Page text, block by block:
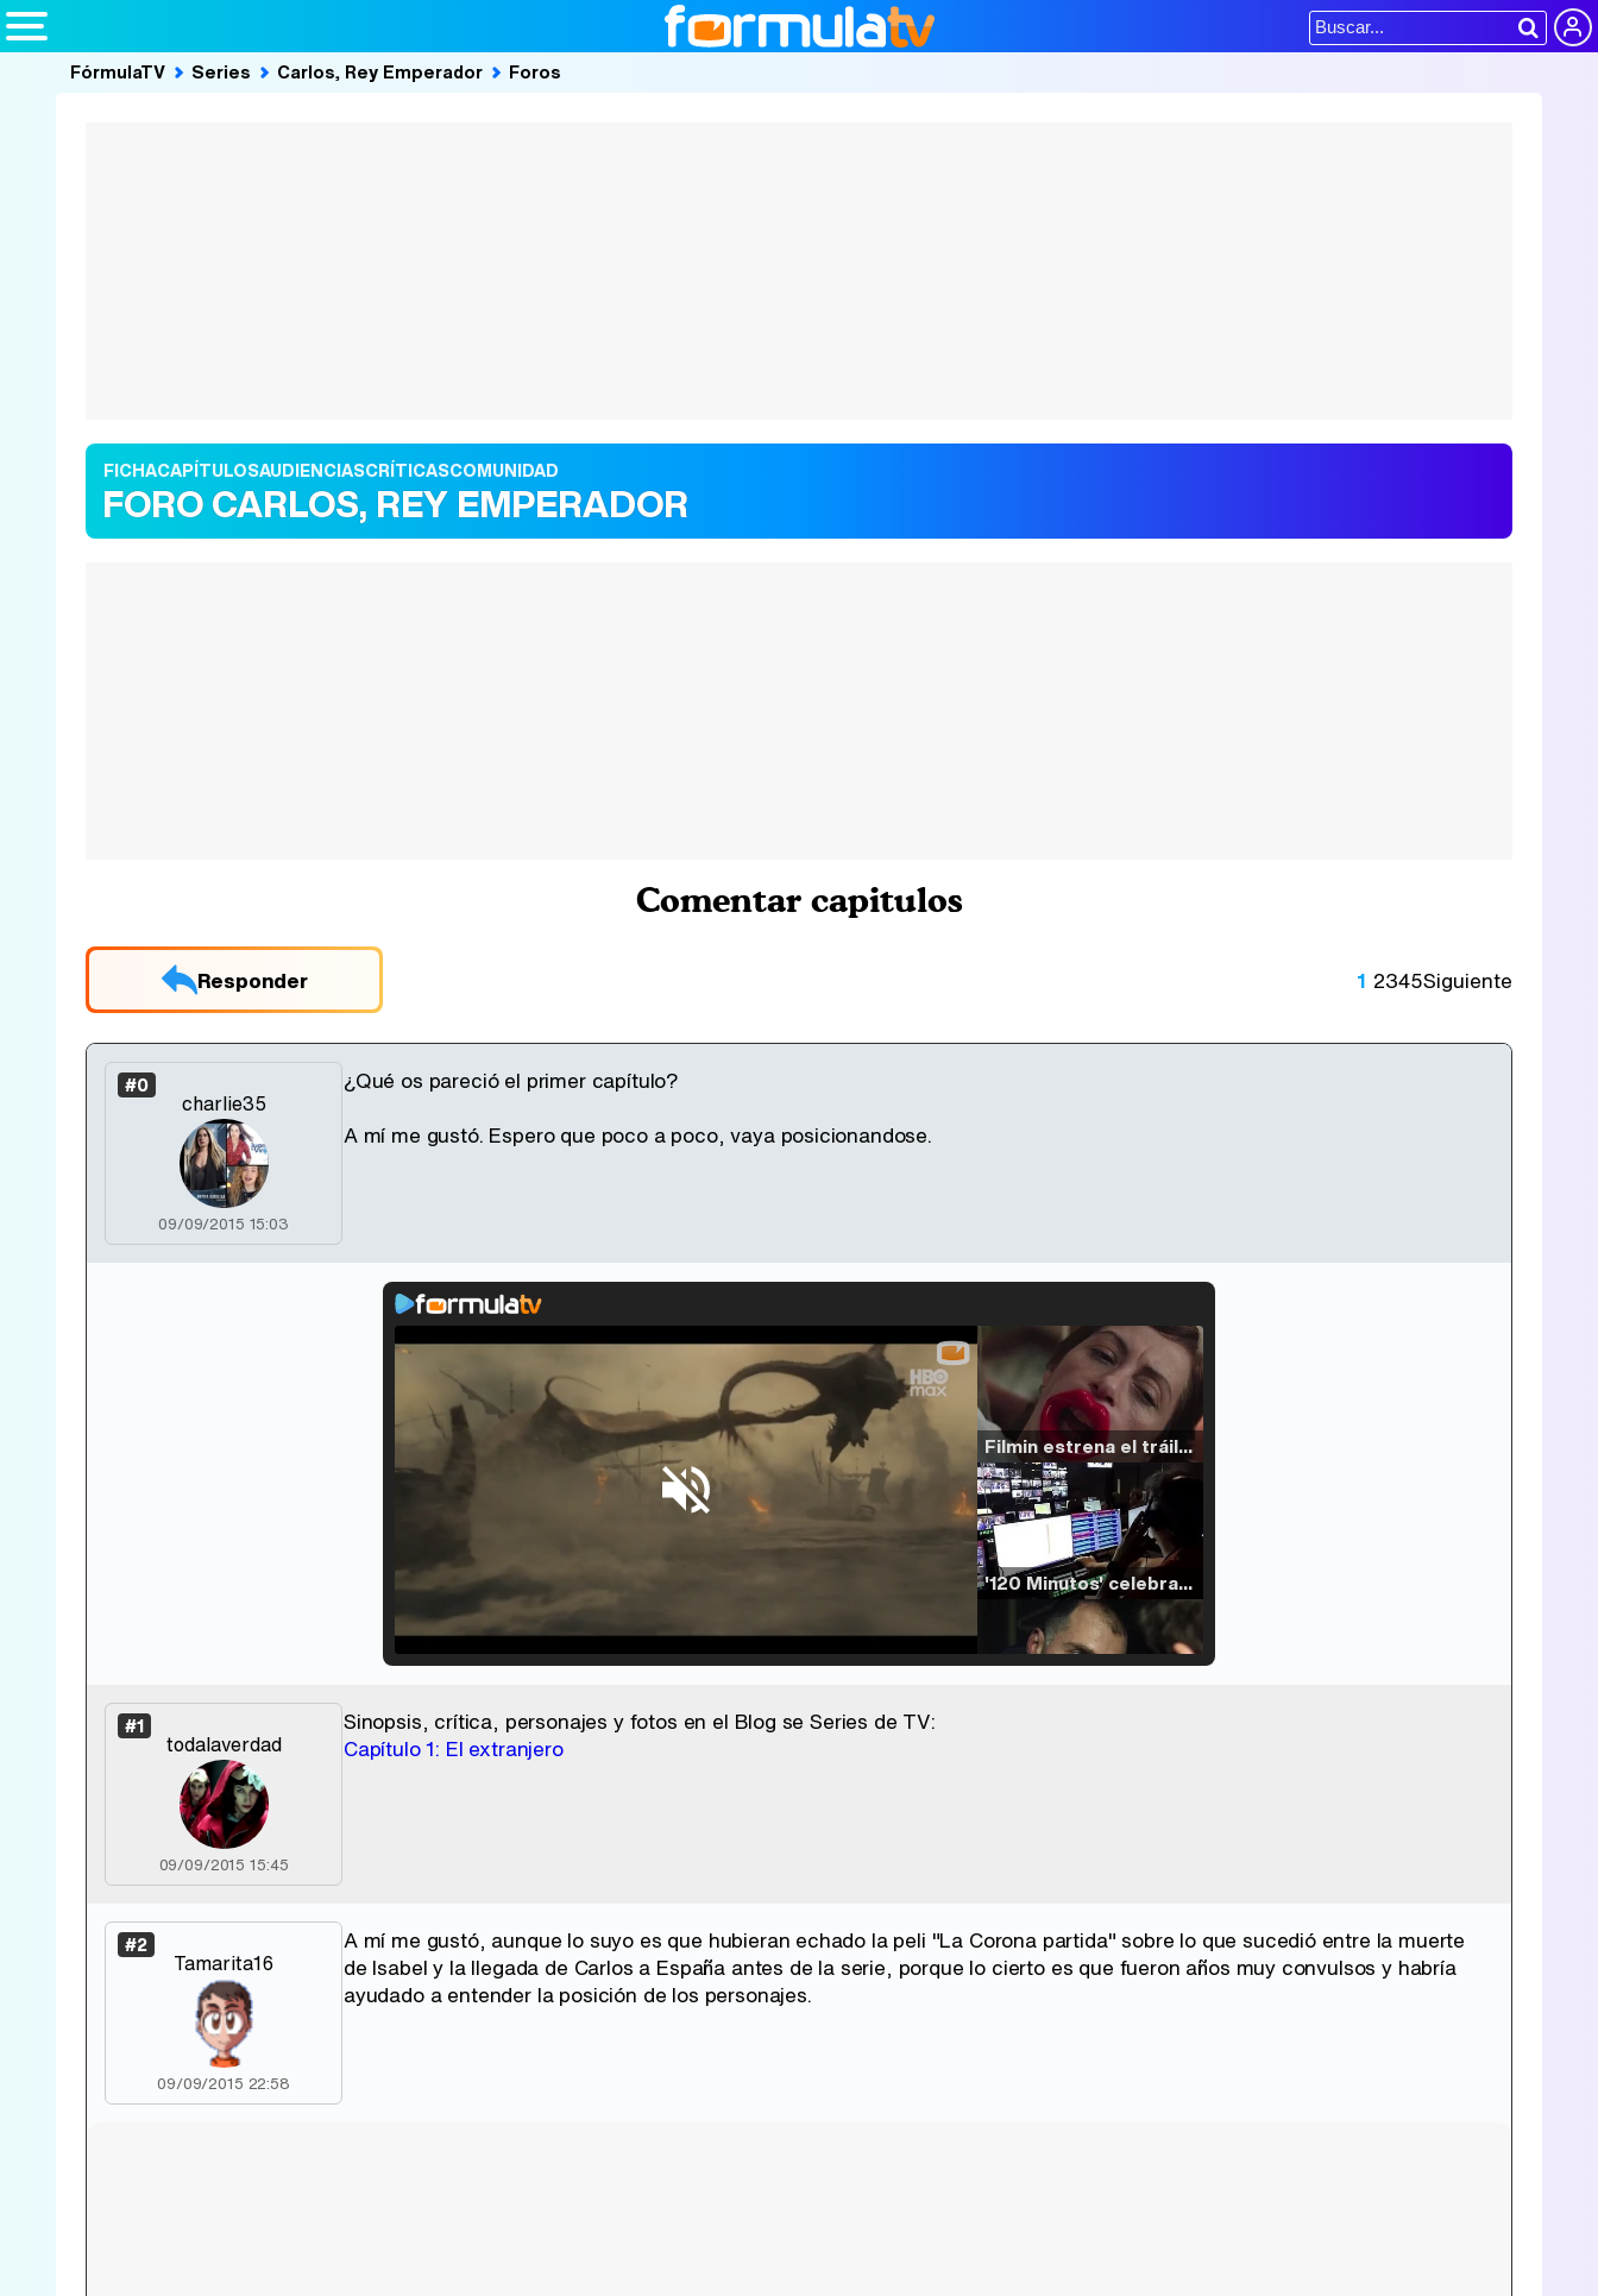
FórmulaTV Series Carlos, Rey Emperador Foros
FICHACAPÍTULOSAUDIENCIASCRÍTICASCOMUNIDAD
FORO CARLOS, REY EMPERADOR
Comentar capitulos
Responder 1 2345Siguiente
#0
charlie35
09/09/2015 15:03
¿Qué os pareció el primer capítulo?
A mí me gustó. Espero que poco a poco, vaya posicionandose.
Unmute
Filmin estrena el tráiler de 'Millennial Mal', su nueva comedia universitaria de la mano de Lorena Iglesias
'120 Minutos' celebra sus 2.000 programas en Telemadrid con un vídeo del día a día en la redacción
#1
todalaverdad
09/09/2015 15:45
Sinopsis, crítica, personajes y fotos en el Blog se Series de TV:
Capítulo 1: El extranjero
#2
Tamarita16
09/09/2015 22:58
A mí me gustó, aunque lo suyo es que hubieran echado la peli "La Corona partida" sobre lo que sucedió entre la muerte
de Isabel y la llegada de Carlos a España antes de la serie, porque lo cierto es que fueron años muy convulsos y habría
ayudado a entender la posición de los personajes.